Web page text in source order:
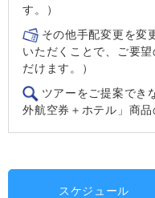
す。）
その他手配変更を変
いただくことで、ご要
だけます。）
ツアーをご提案でき
外航空券＋ホテル」商品
スケジュール